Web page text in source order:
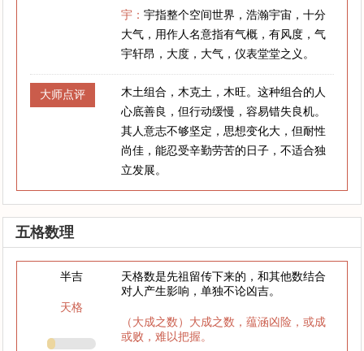
宇：宇指整个空间世界，浩瀚宇宙，十分
大气，用作人名意指有气概，有风度，气
宇轩昂，大度，大气，仪表堂堂之义。
大师点评
木土组合，木克土，木旺。这种组合的人
心底善良，但行动缓慢，容易错失良机。
其人意志不够坚定，思想变化大，但耐性
尚佳，能忍受辛勤劳苦的日子，不适合独
立发展。
五格数理
半吉
天格
天格数是先祖留传下来的，和其他数结合
对人产生影响，单独不论凶吉。
（大成之数）大成之数，蕴涵凶险，或成
或败，难以把握。